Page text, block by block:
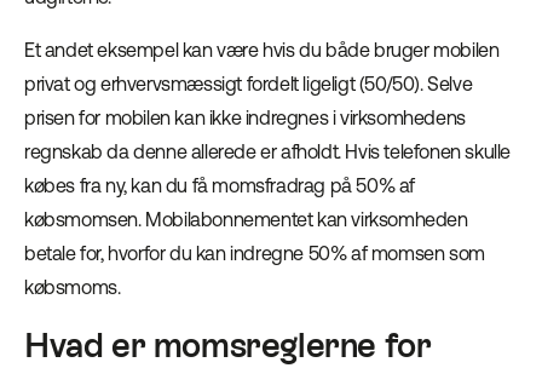
Et andet eksempel kan være hvis du både bruger mobilen
privat og erhvervsmæssigt fordelt ligeligt (50/50). Selve
prisen for mobilen kan ikke indregnes i virksomhedens
regnskab da denne allerede er afholdt. Hvis telefonen skulle
købes fra ny, kan du få momsfradrag på 50% af
købsmomsen. Mobilabonnementet kan virksomheden
betale for, hvorfor du kan indregne 50% af momsen som
købsmoms.
Hvad er momsreglerne for